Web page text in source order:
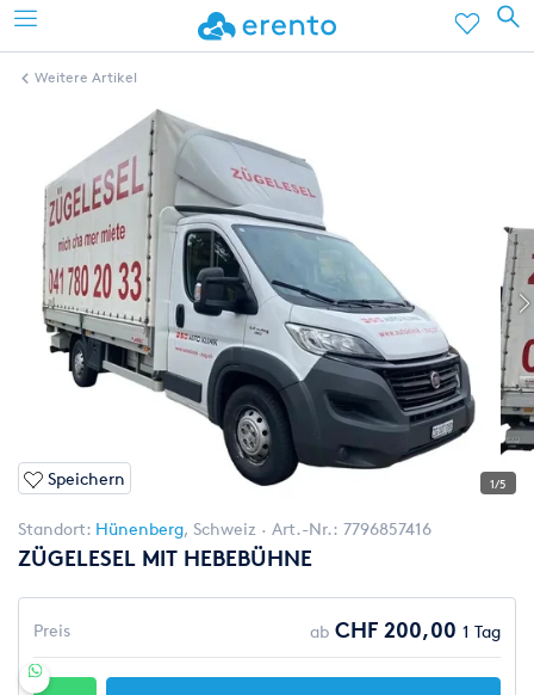
Weitere Artikel
Speichern 1/5
Standort: Hünenberg, Schweiz Art.-Nr.: 7796857416
ZÜGELESEL MIT HEBEBÜHNE
Preis ab CHF 200,00 1 Tag